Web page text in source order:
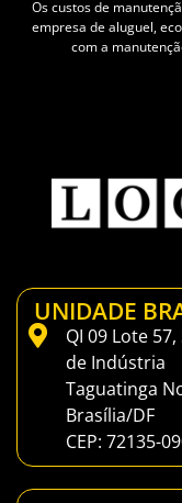
Os custos de
empresa de aluguel,
com a
UNIDADE
QI 09 Lote
de Indústria
Taguatinga
Brasília/DF
CEP: 72135-